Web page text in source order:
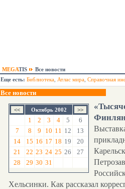
MEGATIS
Все новости
Еще есть: Библиотека Атлас мира Справочная
Все новости
Октябрь 2002
1 2 3 4 5
6
7
8 9 10 11 12
13
14
15 16 17 18 19
20
21
22 23 24 25 26
27
28
29 30 31
Хельсинки. Как рассказал